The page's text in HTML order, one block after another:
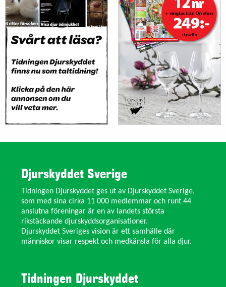
Djurskyddet Sverige
Tidningen Djurskyddet ges ut av Djurskyddet Sverige,
som med sina cirka 11 000 medlemmar och runt 44
anslutna föreningar är en av landets största
rikstäckande djurskyddsorganisationer.
Djurskyddet Sveriges vision är ett samhälle där
människor visar respekt och medkänsla för alla djur.
Tidningen Djurskyddet